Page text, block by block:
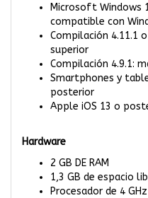
Microsoft Windows
compatible con
Compilación 4.11.1
superior
Compilación 4.9.1:
Smartphones y
posterior
Apple iOS 13 o
Hardware
2 GB DE RAM
1,3 GB de espacio
Procesador de 4